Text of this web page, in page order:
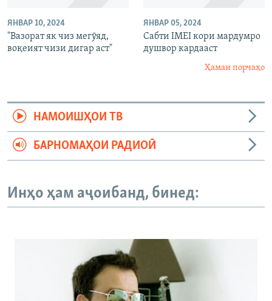
ЯНВАР 10, 2024
"Вазорат як чиз мегӯяд,
воқеият чизи дигар аст"
ЯНВАР 05, 2024
Сабти IMEI кори мардумро
душвор кардааст
Ҳамаи порчаҳо
НАМОИШҲОИ ТВ
БАРНОМАҲОИ РАДИОӢ
Инҳо ҳам аҷоибанд, бинед: